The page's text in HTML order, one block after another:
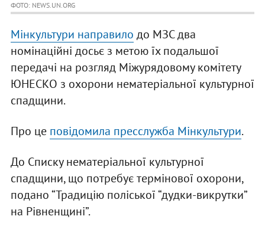
ФОТО: NEWS.UN.ORG
Мінкультури направило до МЗС два
номінаційні досьє з метою їх подальшої
передачі на розгляд Міжурядовому комітету
ЮНЕСКО з охорони нематеріальної культурної
спадщини.
Про це повідомила пресслужба Мінкультури.
До Списку нематеріальної культурної
спадщини, що потребує термінової охорони,
подано “Традицію поліської “дудки-викрутки”
на Рівненщині”.